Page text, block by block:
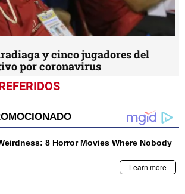
y cinco jugadores del
por coronavirus